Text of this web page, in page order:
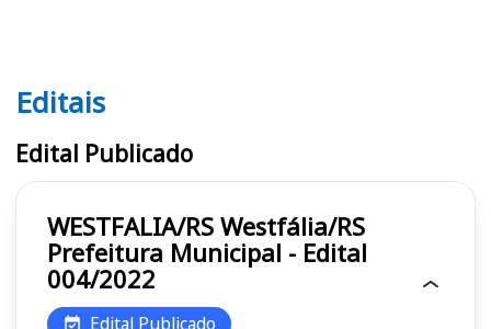
Editais
Editais
Edital Publicado
WESTFALIA/RS Westfália/RS
Prefeitura Municipal - Edital
004/2022
Edital Publicado